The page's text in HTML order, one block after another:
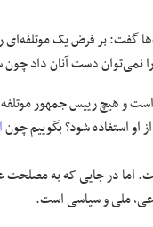
گفت: بر فرض یک موتلفه‌ای
را نمی‌توان دست آنان داد
و هیچ رییس جمهور
او استفاده شود؟ بگوییم چون
اما در جایی که به مصلحت
ملی و سیاسی است.